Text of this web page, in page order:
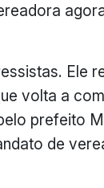
Ele
volta a
prefeito
de